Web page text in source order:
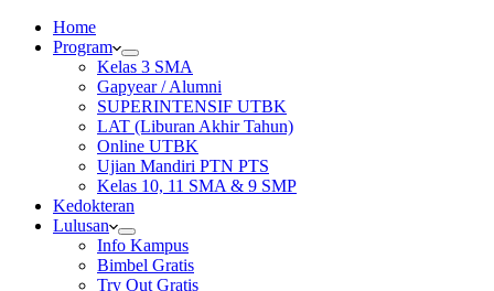
Home
Program
Kelas 3 SMA
Gapyear / Alumni
SUPERINTENSIF UTBK
LAT (Liburan Akhir Tahun)
Online UTBK
Ujian Mandiri PTN PTS
Kelas 10, 11 SMA & 9 SMP
Kedokteran
Lulusan
Info Kampus
Bimbel Gratis
Try Out Gratis